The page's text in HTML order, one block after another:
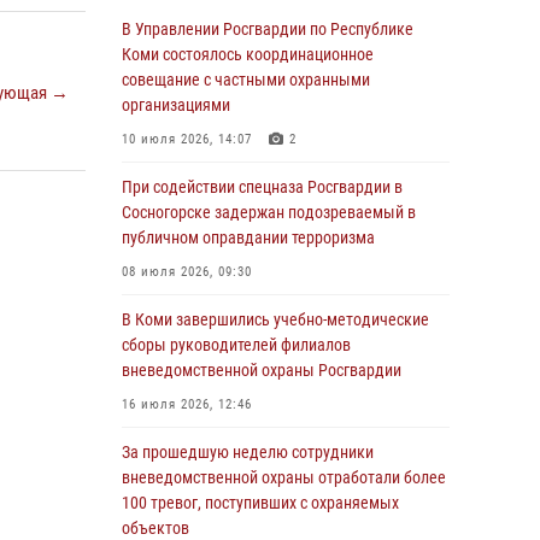
→
Росгвардии по спортивному самбо
03 августа 2026, 12:07 5
В Коми росгвардейцы информируют граждан
об изменениях в законодательстве в сфере
оружие за нарушения
02 августа 2026, 06:17
сдачи оружия
31 июля 2026, 10:55
Республике Коми лично проверил ДОЛ
31 июля 2026, 06:57 8
В Управлении Росгвардии по Республике
Коми состоялось координационное
совещание с частными охранными
организациями
10 июля 2026, 14:07 2
При содействии спецназа Росгвардии в
Сосногорске задержан подозреваемый в
публичном оправдании терроризма
08 июля 2026, 09:30
В Коми завершились учебно-методические
сборы руководителей филиалов
вневедомственной охраны Росгвардии
16 июля 2026, 12:46
За прошедшую неделю сотрудники
вневедомственной охраны отработали более
100 тревог, поступивших с охраняемых
объектов